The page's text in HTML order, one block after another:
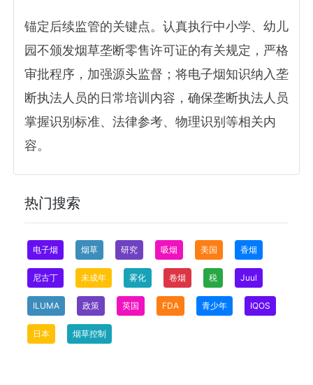
锚定后续监管的关键点。认真执行中小学、幼儿
园不颁发烟草垄断零售许可证的有关规定，严格
审批程序，加强源头监督；将电子烟知识纳入垄
断执法人员的日常培训内容，确保垄断执法人员
掌握识别标准、法律参考、物理识别等相关内
容。
热门搜索
电子烟 烟草 研究 吸烟 美国 香烟
尼古丁 未成年 雾化 卷烟 税 Juul
ILUMA 政策 英国 FDA 青少年 IQOS
日本 烟草控制